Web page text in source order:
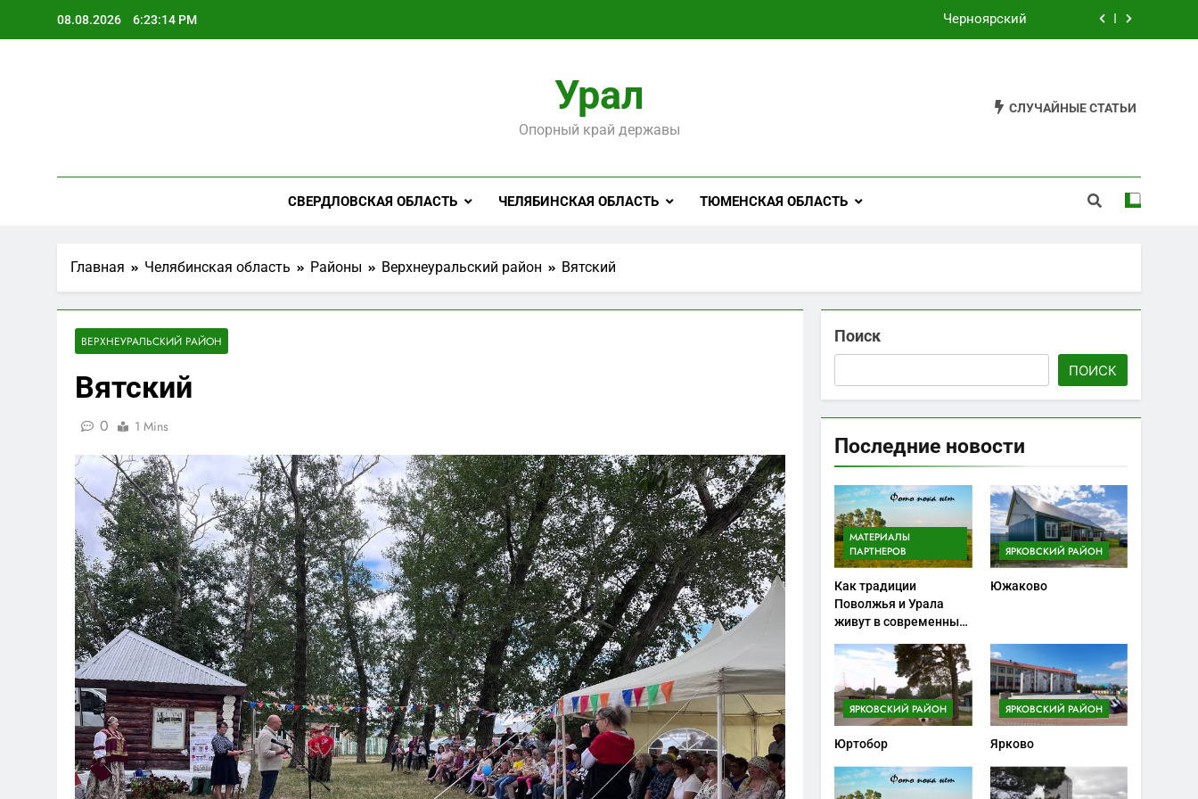
08.08.2026 6:23:15 PM Черноярский
Староуткинск
Черноярский
Урал
Опорный край державы
СЛУЧАЙНЫЕ СТАТЬИ
СВЕРДЛОВСКАЯ ОБЛАСТЬ ЧЕЛЯБИНСКАЯ ОБЛАСТЬ ТЮМЕНСКАЯ ОБЛАСТЬ
Главная Челябинская область Районы Верхнеуральский район Вятский
ВЕРХНЕУРАЛЬСКИЙ РАЙОН
Вятский
0 1 Mins
Поиск
ПОИСК
Последние новости
МАТЕРИАЛЫ
ПАРТНЕРОВ
Как традиции
Поволжья и Урала
живут в современных
ЯРКОВСКИЙ РАЙОН
Южаково
ЯРКОВСКИЙ РАЙОН
Юртобор
ЯРКОВСКИЙ РАЙОН
Ярково